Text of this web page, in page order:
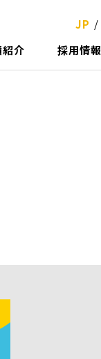
紹介 採用情報
JP